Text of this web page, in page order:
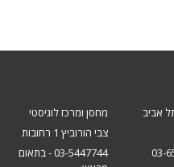
מחסן ומרכז לוגיסטי
צבי הורוביץ 1 רחובות
03-5447744 - בתאום